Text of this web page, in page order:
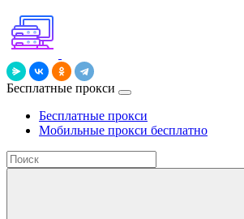
Бесплатные прокси
Бесплатные прокси
Мобильные прокси бесплатно